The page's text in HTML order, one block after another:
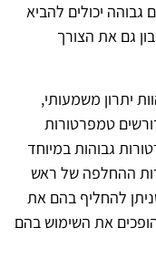
גבוהה יכולים להביא
גם את הצורך
יתרון משמעותי,
טמפרטורות
גבוהות במיוחד
ההחלפה של ראש
להחליף בהם את
את השימוש בהם